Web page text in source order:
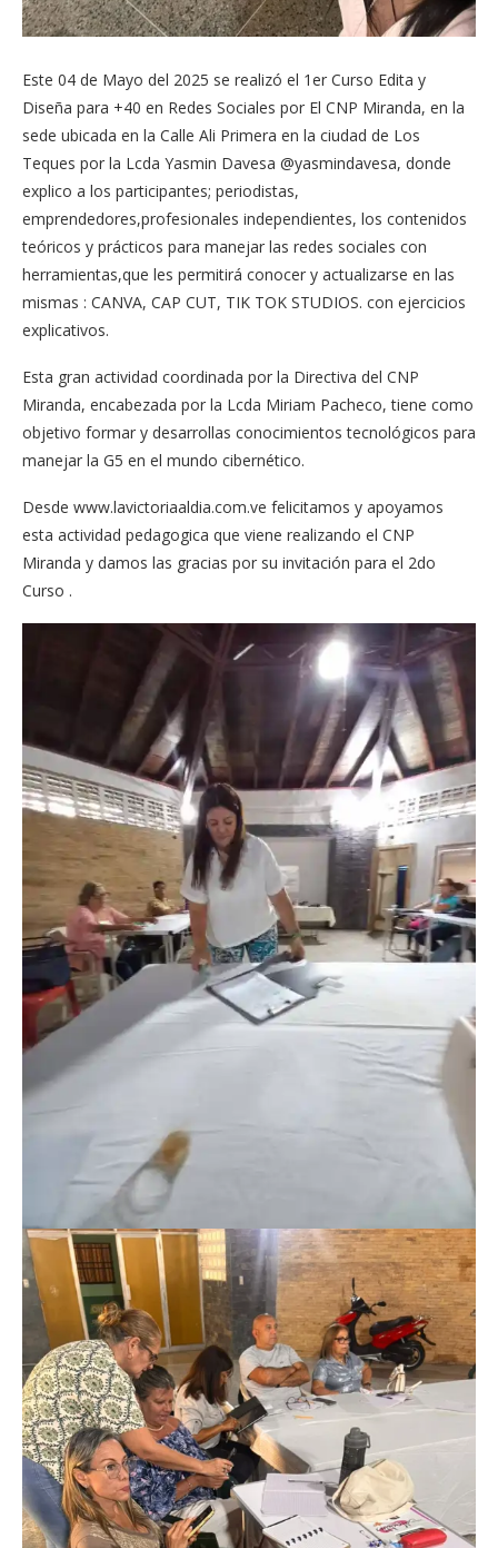
Este 04 de Mayo del 2025 se realizó el 1er Curso Edita y
Diseña para +40 en Redes Sociales por El CNP Miranda, en la
sede ubicada en la Calle Ali Primera en la ciudad de Los
Teques por la Lcda Yasmin Davesa @yasmindavesa, donde
explico a los participantes; periodistas,
emprendedores,profesionales independientes, los contenidos
teóricos y prácticos para manejar las redes sociales con
herramientas,que les permitirá conocer y actualizarse en las
mismas : CANVA, CAP CUT, TIK TOK STUDIOS. con ejercicios
explicativos.
Esta gran actividad coordinada por la Directiva del CNP
Miranda, encabezada por la Lcda Miriam Pacheco, tiene como
objetivo formar y desarrollas conocimientos tecnológicos para
manejar la G5 en el mundo cibernético.
Desde www.lavictoriaaldia.com.ve felicitamos y apoyamos
esta actividad pedagogica que viene realizando el CNP
Miranda y damos las gracias por su invitación para el 2do
Curso .